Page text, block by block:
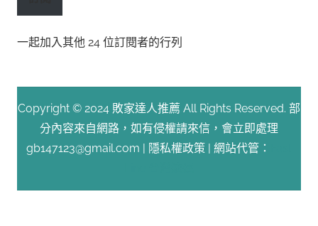
址
一起加入其他 24 位訂閱者的行列
Copyright © 2024 敗家達人推薦 All Rights Reserved. 部
分內容來自網路，如有侵權請來信，會立即處理
gb147123@gmail.com | 隱私權政策 | 網站代管：